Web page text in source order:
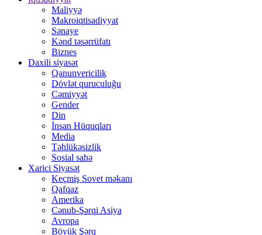
Maliyyə
Makroiqtisadiyyat
Sənaye
Kənd təsərrüfatı
Biznes
Daxili siyasət
Qanunvericilik
Dövlət quruculuğu
Cəmiyyət
Gender
Din
İnsan Hüquqları
Media
Təhlükəsizlik
Sosial sahə
Xarici Siyasət
Keçmiş Sovet məkanı
Qafqaz
Amerika
Cənub-Şərqi Asiya
Avropa
Böyük Şərq